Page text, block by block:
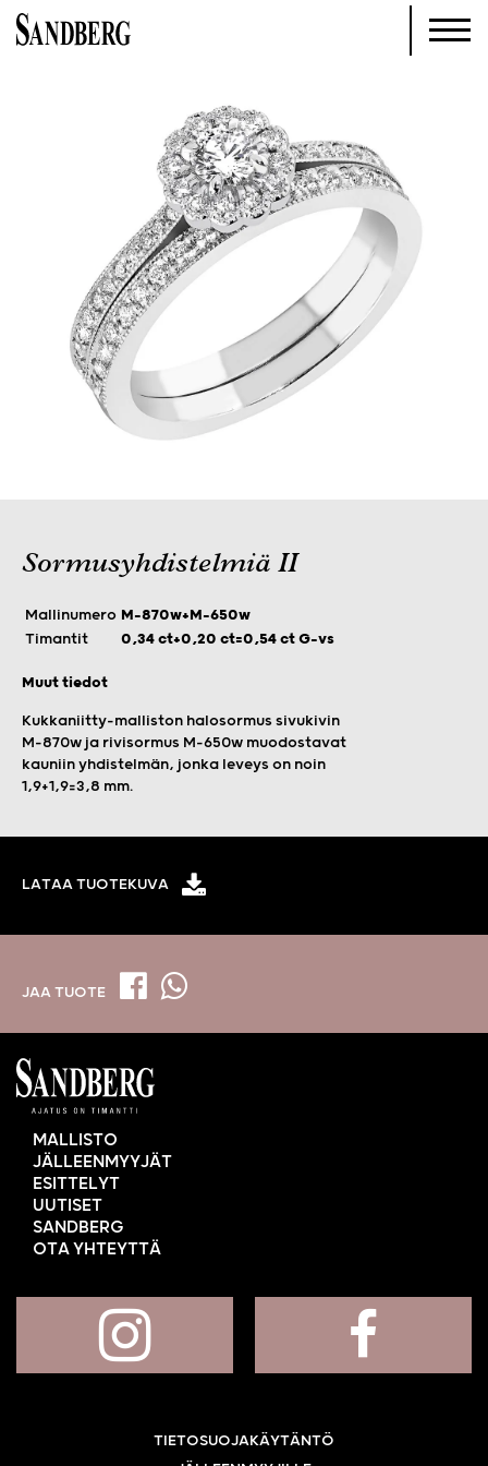
Sormusyhdistelmiä II
Mallinumero M-870w+M-650w
Timantit
0,34 ct+0,20 ct=0,54 ct G-vs
Muut tiedot
Kukkaniitty-malliston halosormus sivukivin
M-870w ja rivisormus M-650w muodostavat
kauniin yhdistelmän, jonka leveys on noin
1,9+1,9=3,8 mm.
LATAA TUOTEKUVA
JAA TUOTE
MALLISTO
JÄLLEENMYYJÄT
ESITTELYT
UUTISET
SANDBERG
OTA YHTEYTTÄ
TIETOSUOJAKÄYTÄNTÖ